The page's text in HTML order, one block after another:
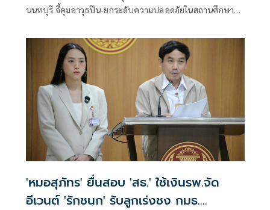
นนทบุรี จี้คุมอาวุธปืน-ยกระดับความปลอดภัยในสถานศึกษา
'หมอสุภัทร' ยื่นสอบ 'สธ.' ใช้เงินรพ.จัด
อีเวนต์ 'รักชนก' รับลูกเร่งชง กมธ.